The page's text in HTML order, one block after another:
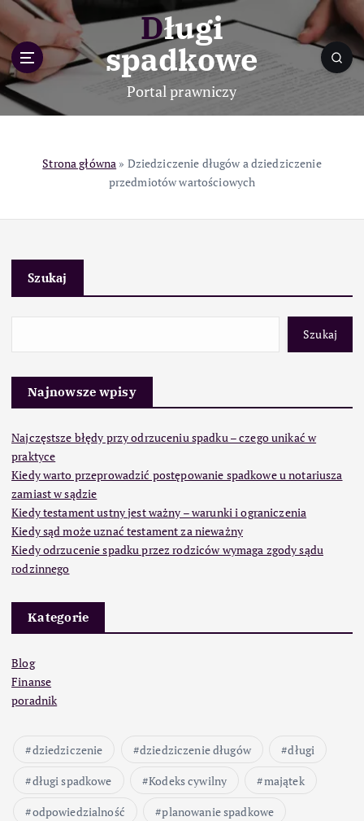
p
o
c
Długi
spadkowe
Portal prawniczy
Strona główna » Dziedziczenie długów a dziedziczenie
przedmiotów wartościowych
Szukaj
Szukaj
Najnowsze wpisy
Najczęstsze błędy przy odrzuceniu spadku – czego unikać w
praktyce
Kiedy warto przeprowadzić postępowanie spadkowe u notariusza
zamiast w sądzie
Kiedy testament ustny jest ważny – warunki i ograniczenia
Kiedy sąd może uznać testament za nieważny
Kiedy odrzucenie spadku przez rodziców wymaga zgody sądu
rodzinnego
Kategorie
Blog
Finanse
poradnik
dziedziczenie dziedziczenie długów
długi
długi spadkowe
Kodeks cywilny
majątek
odpowiedzialność
planowanie spadkowe